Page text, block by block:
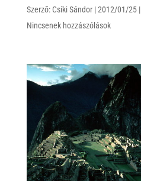
Szerző: Csíki Sándor|2012/01/25|
Nincsenek hozzászólások